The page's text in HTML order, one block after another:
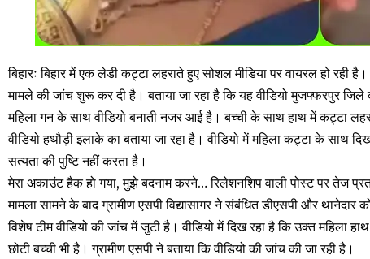
बिहारः बिहार में एक लेडी कट्टा लहराते हुए सोशल मीडिया पर वायरल हो
मामले की जांच शुरू कर दी है। बताया जा रहा है कि यह वीडियो मुजफ्फरपुर
महिला गन के साथ वीडियो बनाती नजर आई है। बच्ची के साथ हाथ में कट्टा
वीडियो हथौड़ी इलाके का बताया जा रहा है। वीडियो में महिला कट्टा के साथ
सत्यता की पुष्टि नहीं करता है।
मेरा अकाउंट हैक हो गया, मुझे बदनाम करने… रिलेशनशिप वाली पोस्ट पर तेज
मामला सामने के बाद ग्रामीण एसपी विद्यासागर ने संबंधित डीएसपी और थानेदार
विशेष टीम वीडियो की जांच में जुटी है। वीडियो में दिख रहा है कि उक्त महिला
छोटी बच्ची भी है। ग्रामीण एसपी ने बताया कि वीडियो की जांच की जा रही है।